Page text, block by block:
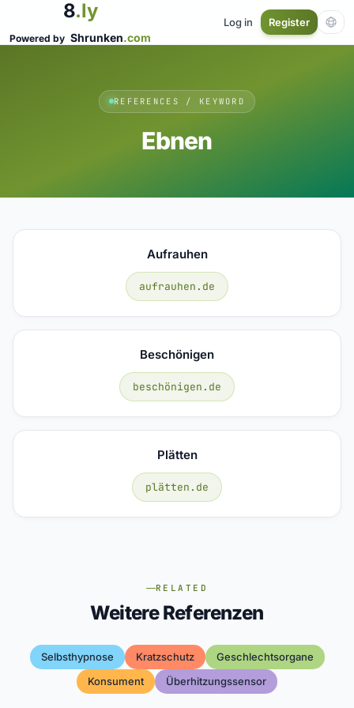
8.ly
Powered by Shrunken.com
Log in Register
REFERENCES / KEYWORD
Ebnen
Aufrauhen
aufrauhen.de
Beschönigen
beschönigen.de
Plätten
plätten.de
RELATED
Weitere Referenzen
Selbsthypnose Kratzschutz
Geschlechtsorgane
Konsument
Überhitzungssensor